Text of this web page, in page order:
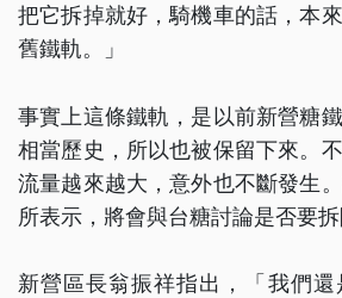
把它拆掉就好，騎機車的話，本
舊鐵軌。」
事實上這條鐵軌，是以前新營糖
相當歷史，所以也被保留下來。
流量越來越大，意外也不斷發生
所表示，將會與台糖討論是否要拆
新營區長翁振祥指出，「我們